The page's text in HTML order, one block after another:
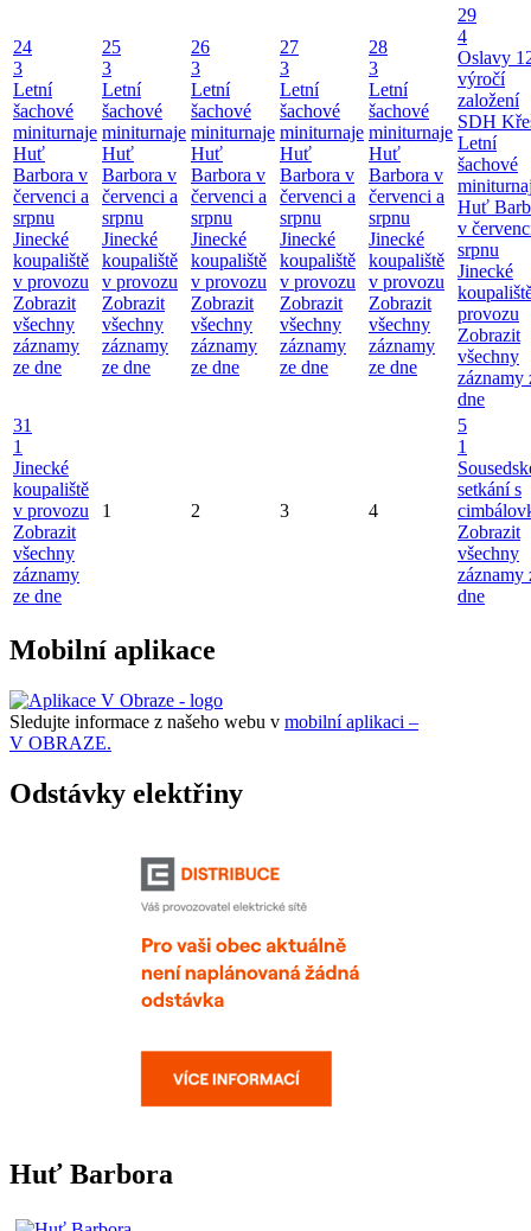
24
3
Letní
šachové
miniturnaje
Huť
Barbora v
červenci a
srpnu
Jinecké
koupaliště
v provozu
Zobrazit
všechny
záznamy
ze dne
25
3
Letní
šachové
miniturnaje
Huť
Barbora v
červenci a
srpnu
Jinecké
koupaliště
v provozu
Zobrazit
všechny
záznamy
ze dne
26
3
Letní
šachové
miniturnaje
Huť
Barbora v
červenci a
srpnu
Jinecké
koupaliště
v provozu
Zobrazit
všechny
záznamy
ze dne
27
3
Letní
šachové
miniturnaje
Huť
Barbora v
červenci a
srpnu
Jinecké
koupaliště
v provozu
Zobrazit
všechny
záznamy
ze dne
28
3
Letní
šachové
miniturnaje
Huť
Barbora v
červenci a
srpnu
Jinecké
koupaliště
v provozu
Zobrazit
všechny
záznamy
ze dne
29
4
Oslavy
výročí
založení
SDH
Letní
šachové
Huť
v
srpnu
Jinecké
provozu
Zobrazit
všechny
záznamy
dne
31
1
Jinecké
koupaliště
v provozu
Zobrazit
všechny
záznamy
ze dne
1 2 3 4
5
1
setkání s
Zobrazit
všechny
záznamy
dne
Mobilní aplikace
Sledujte informace z našeho webu v mobilní aplikaci –
V OBRAZE.
Odstávky elektřiny
Huť Barbora